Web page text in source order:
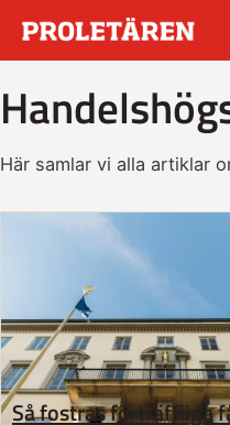
Här samlar vi alla artiklar
Så fostras förträffliga